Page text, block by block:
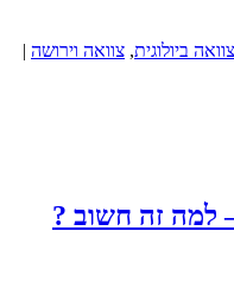
צוואה ביולוגית, צוואה וירושה |
למה זה חשוב ?